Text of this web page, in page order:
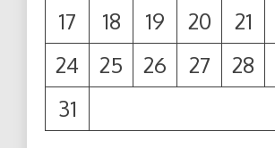
17 18 19 20 21
24
25 26 27 28
31